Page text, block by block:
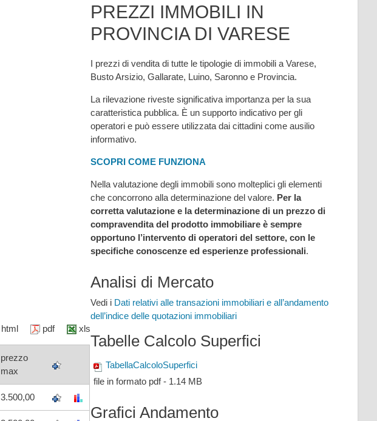
html pdf xls
prezzo
max
3.500,00
PREZZI IMMOBILI IN
PROVINCIA DI VARESE
I prezzi di vendita di tutte le tipologie di immobili a Varese,
Busto Arsizio, Gallarate, Luino, Saronno e Provincia.
La rilevazione riveste significativa importanza per la sua
caratteristica pubblica. È un supporto indicativo per gli
operatori e può essere utilizzata dai cittadini come ausilio
informativo.
SCOPRI COME FUNZIONA
Nella valutazione degli immobili sono molteplici gli elementi
che concorrono alla determinazione del valore. Per la
corretta valutazione e la determinazione di un prezzo di
compravendita del prodotto immobiliare è sempre
opportuno l’intervento di operatori del settore, con le
specifiche conoscenze ed esperienze professionali.
Analisi di Mercato
Vedi i Dati relativi alle transazioni immobiliari e all’andamento
dell’indice delle quotazioni immobiliari
Tabelle Calcolo Superfici
TabellaCalcoloSuperfici
file in formato pdf - 1.14 MB
Grafici Andamento